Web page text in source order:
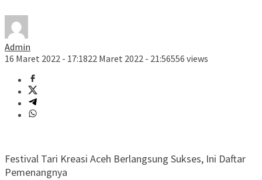
Admin
16 Maret 2022 - 17:1822 Maret 2022 - 21:56556 views
Festival Tari Kreasi Aceh Berlangsung Sukses, Ini Daftar
Pemenangnya